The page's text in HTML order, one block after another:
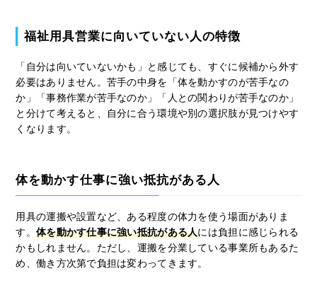
福祉用具営業に向いていない人の特徴
「自分は向いていないかも」と感じても、すぐに候補から外す
必要はありません。苦手の中身を「体を動かすのが苦手なの
か」「事務作業が苦手なのか」「人との関わりが苦手なのか」
と分けて考えると、自分に合う環境や別の選択肢が見つけやす
くなります。
体を動かす仕事に強い抵抗がある人
用具の運搬や設置など、ある程度の体力を使う場面がありま
す。 体を動かす仕事に強い抵抗がある人には負担に感じられる
かもしれません。ただし、運搬を分業している事業所もあるた
め、働き方次第で負担は変わってきます。